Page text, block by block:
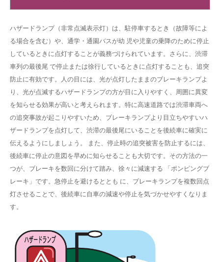
ハザードランプ（非常点滅表示灯）は、駐停車するとき（故障等によ
る場合を含む）や、通学・通園バスが幼 児や児童の乗降のために停止
しているときに点灯することが義務づけられています。さらに、渋滞
車列の最後尾 で停止または徐行しているときに点灯することも、追突
防止に有効です。人の目には、光が点灯したままのブレーキランプよ
り、光が点滅するハザードランプの方が目に入りやすく、周囲に異変
を知らせる効果が高いと考えられます。特に高速道路では渋滞車両へ
の追突事故が起こりやすいため、ブレーキランプより目立ちやすいハ
ザードランプを点灯して、渋滞の最後尾にいることを後続車に確実に
伝えるようにしましょう。 また、停止時の追突被害を防止するには、
後続車に停止の意図を早めに知らせることも大切です。その方法の一
つが、ブレーキを数回に分けて踏み、徐々に減速する 「ポンピングブ
レーキ」です。急停止を避けるととも に、ブレーキランプを複数回点
灯させることで、後続車に自車の減速や停止を気づかせやすくなりま
す。